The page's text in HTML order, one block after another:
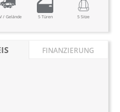
/ Gelände 5 Türen 5 Sitze
FINANZIERUNG